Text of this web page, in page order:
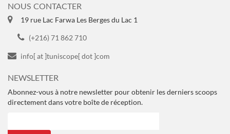
NOUS CONTACTER
19 rue Lac Farwa Les Berges du Lac 1
(+216) 71 862 710
info[ at ]tuniscope[ dot ]com
NEWSLETTER
Abonnez-vous à notre newsletter pour obtenir les derniers scoops
directement dans votre boîte de réception.